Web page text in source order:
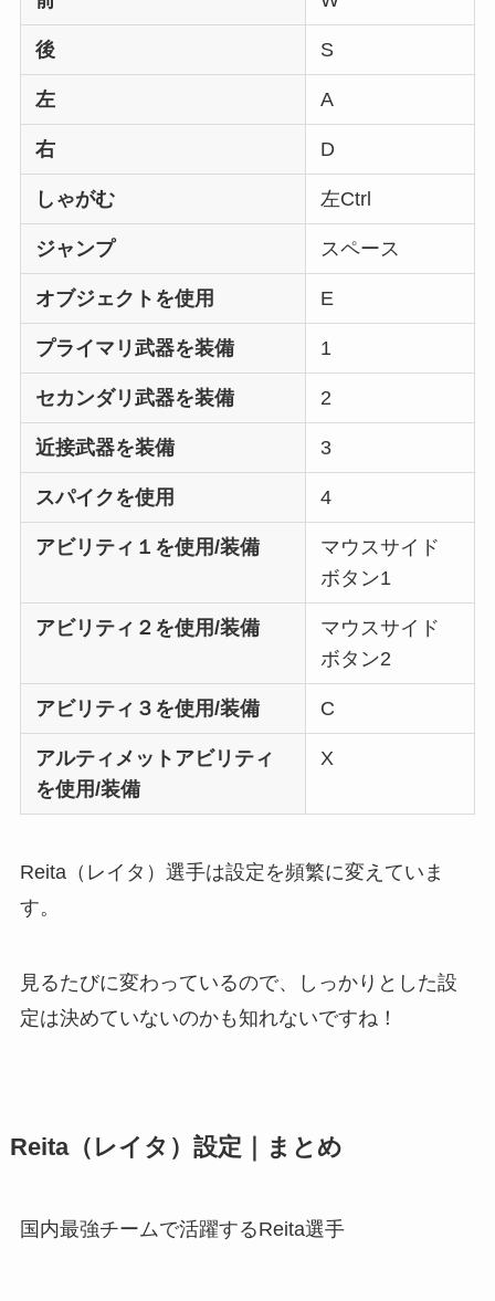
後 S
左 A
右 D
しゃがむ 左Ctrl
ジャンプ スペース
オブジェクトを使用 E
プライマリ武器を装備 1
セカンダリ武器を装備 2
近接武器を装備 3
スパイクを使用 4
アビリティ１を使用/装備
マウスサイド
ボタン1
アビリティ２を使用/装備
マウスサイド
ボタン2
アビリティ３を使用/装備 C
アルティメットアビリティ
を使用/装備
X
Reita（レイタ）選手は設定を頻繁に変えていま
す。
見るたびに変わっているので、しっかりとした設
定は決めていないのかも知れないですね！
Reita（レイタ）設定｜まとめ
国内最強チームで活躍するReita選手